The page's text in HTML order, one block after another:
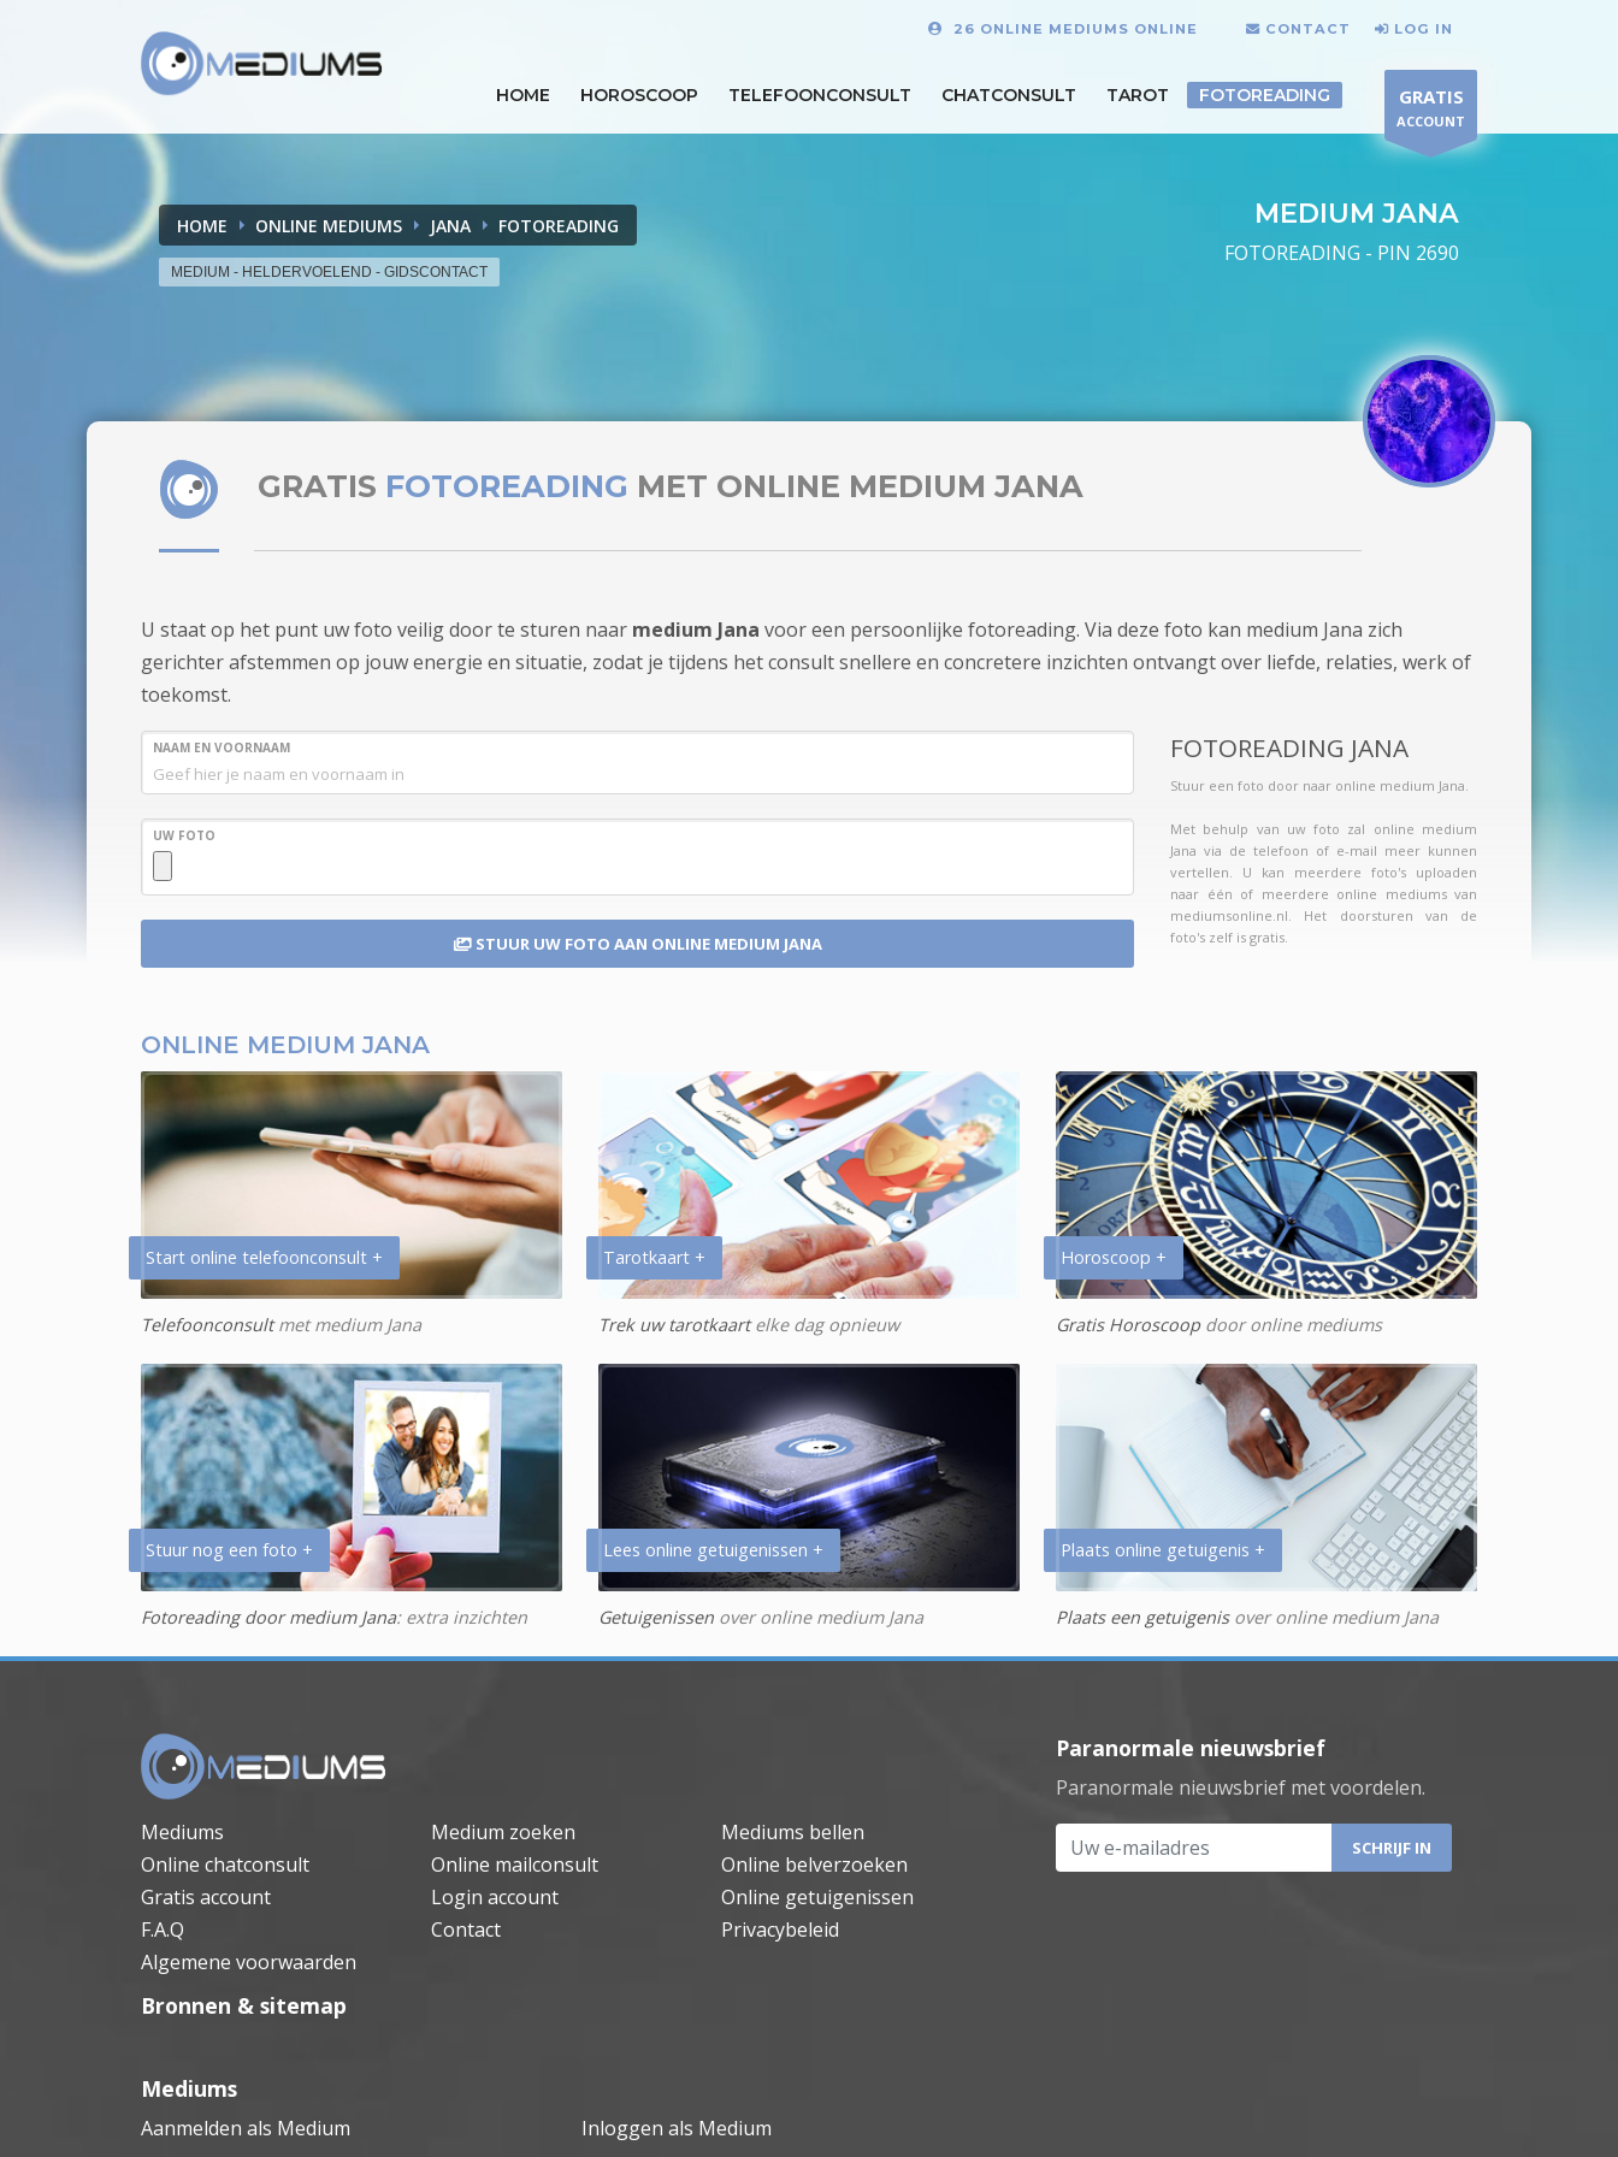
26 ONLINE MEDIUMS ONLINE CONTACT LOG IN
HOME HOROSCOOP TELEFOONCONSULT CHATCONSULT TAROT FOTOREADING GRATIS
ACCOUNT
HOME ONLINE MEDIUMS JANA FOTOREADING
MEDIUM - HELDERVOELEND - GIDSCONTACT
MEDIUM JANA
FOTOREADING - PIN 2690
GRATIS FOTOREADING MET ONLINE MEDIUM JANA
U staat op het punt uw foto veilig door te sturen naar medium Jana voor een persoonlijke fotoreading. Via deze foto kan medium Jana zich
gerichter afstemmen op jouw energie en situatie, zodat je tijdens het consult snellere en concretere inzichten ontvangt over liefde, relaties, werk of
toekomst.
NAAM EN VOORNAAM
UW FOTO
STUUR UW FOTO AAN ONLINE MEDIUM JANA
FOTOREADING JANA
Stuur een foto door naar online medium Jana.
Met behulp van uw foto zal online medium
Jana via de telefoon of e-mail meer kunnen
vertellen. U kan meerdere foto's uploaden
naar één of meerdere online mediums van
mediumsonline.nl. Het doorsturen van de
foto's zelf is gratis.
ONLINE MEDIUM JANA
Start online telefoonconsult +
Telefoonconsultmet medium Jana
Tarotkaart +
Trek uw tarotkaartelke dag opnieuw
Horoscoop +
Gratis Horoscoopdoor online mediums
Stuur nog een foto +
Fotoreading door medium Jana: extra inzichten
Lees online getuigenissen +
Getuigenissen over online medium Jana
Plaats online getuigenis +
Plaats een getuigenisover online medium Jana
Mediums Medium zoeken
Mediums bellen
Online chatconsult
Online mailconsult
Online belverzoeken
Gratis account
Login account
Online getuigenissen
F.A.Q
Contact
Privacybeleid
Algemene voorwaarden
Paranormale nieuwsbrief
Paranormale nieuwsbrief met voordelen.
Uw e-mailadres
Bronnen & sitemap
Mediums
Aanmelden als Medium Inloggen als Medium